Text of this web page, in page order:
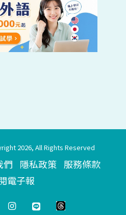
2026, All Rights Reserved
們 隱私政策 服務條款
電子報